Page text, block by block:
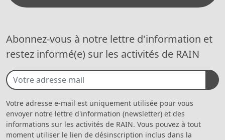
Abonnez-vous à notre lettre d'information et
restez informé(e) sur les activités de RAIN
Votre adresse e-mail est uniquement utilisée pour vous
envoyer notre lettre d'information (newsletter) et des
informations sur les activités de RAIN. Vous pouvez à tout
moment utiliser le lien de désinscription inclus dans la